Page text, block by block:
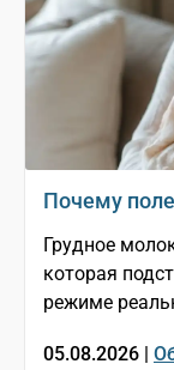
Почему
Грудное
которая
режиме
05.08.2026 |